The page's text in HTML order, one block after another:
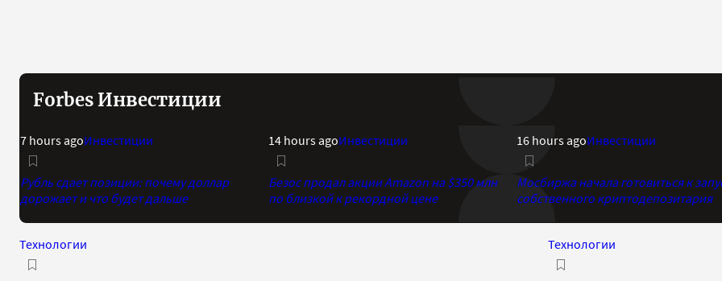
Forbes Инвестиции
7 hours agoИнвестиции
Рубль сдает позиции: почему доллар
дорожает и что будет дальше
14 hours agoИнвестиции
Безос продал акции Amazon на $350 млн
по близкой к рекордной цене
16 hours agoИнвестиции
Мосбиржа начала готовиться к
собственного криптодепозитария
Технологии
Технологии